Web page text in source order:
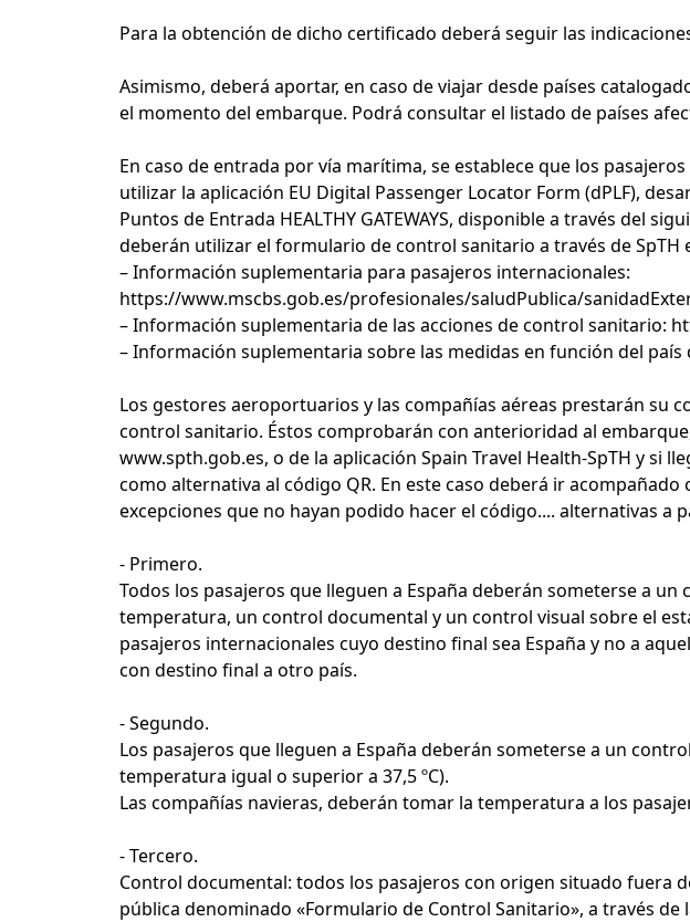
Para la obtención de dicho certificado deberá seguir las
Asimismo, deberá aportar, en caso de viajar desde países
el momento del embarque. Podrá consultar el listado de países
En caso de entrada por vía marítima, se establece que los
utilizar la aplicación EU Digital Passenger Locator Form (dPLF),
Puntos de Entrada HEALTHY GATEWAYS, disponible a través del
deberán utilizar el formulario de control sanitario a través de
– Información suplementaria para pasajeros internacionales:
https://www.mscbs.gob.es/profesionales/saludPublica/
– Información suplementaria de las acciones de control sanitario:
– Información suplementaria sobre las medidas en función del país
Los gestores aeroportuarios y las compañías aéreas prestarán su
control sanitario. Éstos comprobarán con anterioridad al
www.spth.gob.es, o de la aplicación Spain Travel Health-SpTH y
como alternativa al código QR. En este caso deberá ir
excepciones que no hayan podido hacer el código.... alternativas a
- Primero.
Todos los pasajeros que lleguen a España deberán someterse a
temperatura, un control documental y un control visual sobre el
pasajeros internacionales cuyo destino final sea España y no a
con destino final a otro país.
- Segundo.
Los pasajeros que lleguen a España deberán someterse a un
temperatura igual o superior a 37,5 ºC).
Las compañías navieras, deberán tomar la temperatura a los
- Tercero.
Control documental: todos los pasajeros con origen situado fuera
pública denominado «Formulario de Control Sanitario», a través de